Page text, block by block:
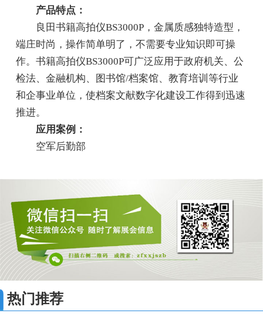
产品特点：
良田书籍高拍仪BS3000P，金属质感独特造型，
端庄时尚，操作简单明了，不需要专业知识即可操
作。书籍高拍仪BS3000P可广泛应用于政府机关、公
检法、金融机构、图书馆/档案馆、教育培训等行业
和企事业单位，使档案文献数字化建设工作得到迅速
推进。
应用案例：
空军后勤部
热门推荐